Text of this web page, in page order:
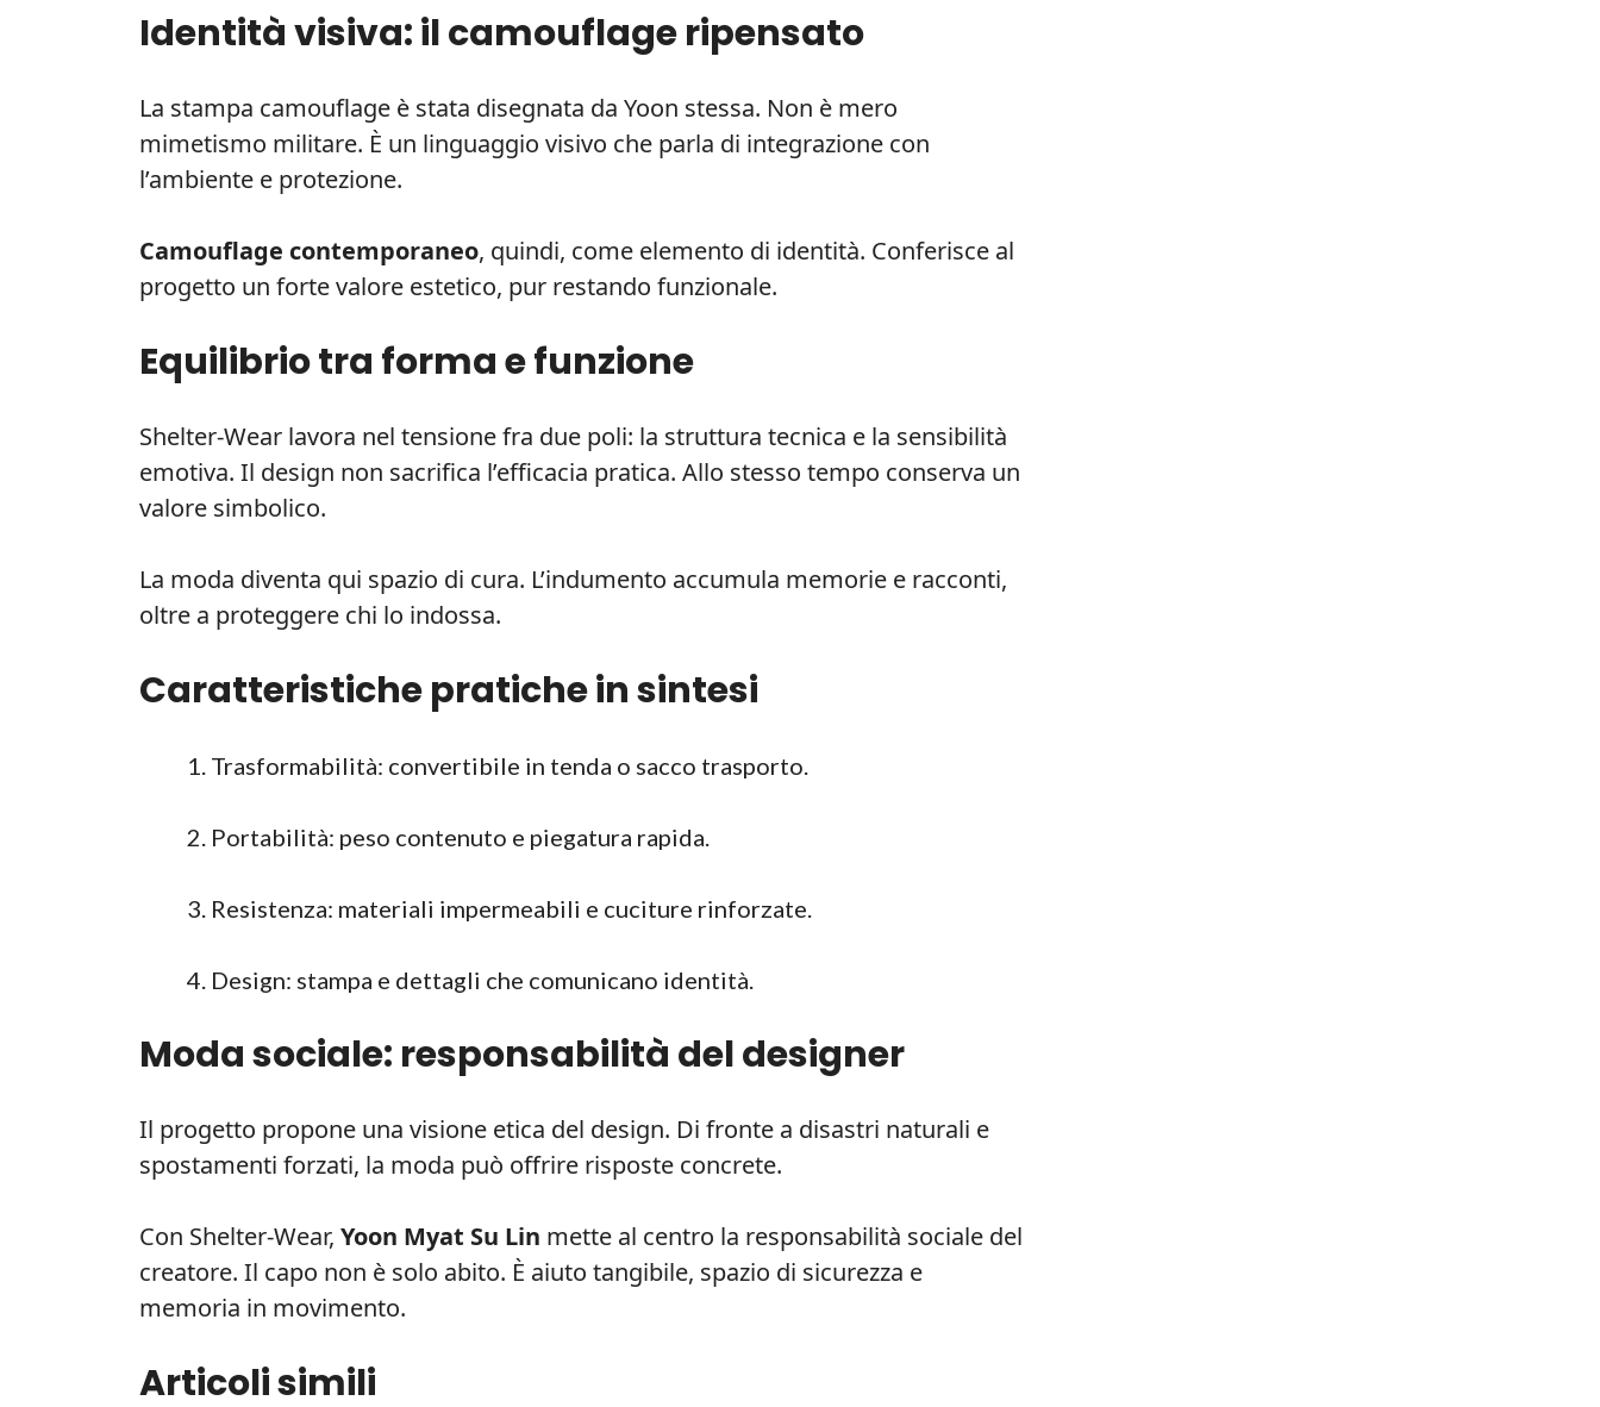
Identità visiva: il camouflage ripensato
La stampa camouflage è stata disegnata da Yoon stessa. Non è mero
mimetismo militare. È un linguaggio visivo che parla di integrazione con
l’ambiente e protezione.
Camouflage contemporaneo, quindi, come elemento di identità. Conferisce al
progetto un forte valore estetico, pur restando funzionale.
Equilibrio tra forma e funzione
Shelter-Wear lavora nel tensione fra due poli: la struttura tecnica e la sensibilità
emotiva. Il design non sacrifica l’efficacia pratica. Allo stesso tempo conserva un
valore simbolico.
La moda diventa qui spazio di cura. L’indumento accumula memorie e racconti,
oltre a proteggere chi lo indossa.
Caratteristiche pratiche in sintesi
Trasformabilità: convertibile in tenda o sacco trasporto.
Portabilità: peso contenuto e piegatura rapida.
Resistenza: materiali impermeabili e cuciture rinforzate.
Design: stampa e dettagli che comunicano identità.
Moda sociale: responsabilità del designer
Il progetto propone una visione etica del design. Di fronte a disastri naturali e
spostamenti forzati, la moda può offrire risposte concrete.
Con Shelter-Wear, Yoon Myat Su Lin mette al centro la responsabilità sociale del
creatore. Il capo non è solo abito. È aiuto tangibile, spazio di sicurezza e
memoria in movimento.
Articoli simili